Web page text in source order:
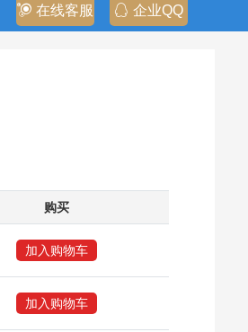
在线客服 企业QQ
购买
加入购物车
加入购物车